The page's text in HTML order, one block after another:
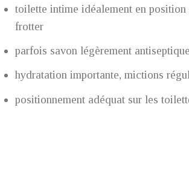
toilette intime idéalement en position
frotter
parfois savon légèrement
hydratation importante, mictions
positionnement adéquat sur les